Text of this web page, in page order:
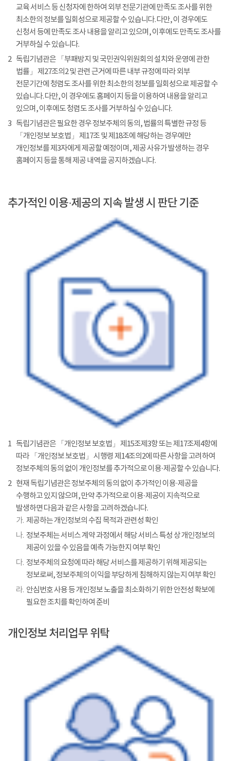
교육 서비스 등 신청자에 한하여 외부 전문기관에 만족도 조사를 위한
최소한의 정보를 일회성으로 제공할 수 있습니다. 다만, 이 경우에도
신청서 등에 만족도 조사 내용을 알리고 있으며, 이후에도 만족도 조사를
거부하실 수 있습니다.
2 독립기념관은 「부패방지 및 국민권익위원회의 설치와 운영에 관한
법률」 제27조의2 및 관련 근거에 따른 내부 규정에 따라 외부
전문기간에 청렴도 조사를 위한 최소한의 정보를 일회성으로 제공할 수
있습니다. 다만, 이 경우에도 홈페이지 등을 이용하여 내용을 알리고
있으며, 이후에도 청렴도 조사를 거부하실 수 있습니다.
3 독립기념관은 필요한 경우 정보주체의 동의, 법률의 특별한 규정 등
「개인정보 보호법」 제17조 및 제18조에 해당하는 경우에만
개인정보를 제3자에게 제공할 예정이며, 제공 사유가 발생하는 경우
홈페이지 등을 통해 제공 내역을 공지하겠습니다.
추가적인 이용·제공의 지속 발생 시 판단 기준
1 독립기념관은 「개인정보 보호법」 제15조제3항 또는 제17조제4항에
따라 「개인정보 보호법」 시행령 제14조의2에 따른 사항을 고려하여
정보주체의 동의 없이 개인정보를 추가적으로 이용·제공할 수 있습니다.
2 현재 독립기념관은 정보주체의 동의 없이 추가적인 이용·제공을
수행하고 있지 않으며, 만약 추가적으로 이용·제공이 지속적으로
발생하면 다음과 같은 사항을 고려하겠습니다.
가. 제공하는 개인정보의 수집 목적과 관련성 확인
나. 정보주체는 서비스 계약 과정에서 해당 서비스 특성 상 개인정보의
제공이 있을 수 있음을 예측 가능한지 여부 확인
다. 정보주체의 요청에 따라 해당 서비스를 제공하기 위해 제공되는
정보로써, 정보주체의 이익을 부당하게 침해하지 않는지 여부 확인
라. 안심번호 사용 등 개인정보 노출을 최소화하기 위한 안전성 확보에
필요한 조치를 확인하여 준비
개인정보 처리업무 위탁